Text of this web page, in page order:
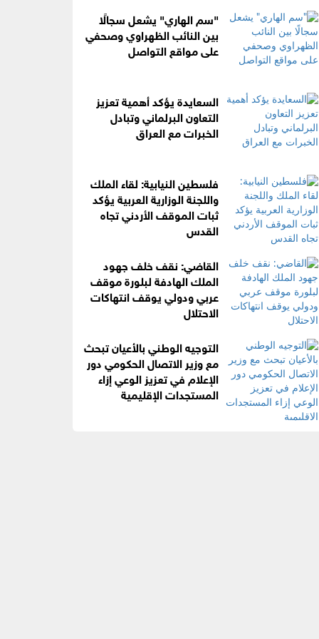
"سم الهاري" يشعل سجالًا
بين النائب الظهراوي وصحفي
على مواقع التواصل
السعايدة يؤكد أهمية تعزيز
التعاون البرلماني وتبادل
الخبرات مع العراق
فلسطين النيابية: لقاء الملك
واللجنة الوزارية العربية يؤكد
ثبات الموقف الأردني تجاه
القدس
القاضي: نقف خلف جهود
الملك الهادفة لبلورة موقف
عربي ودولي يوقف انتهاكات
الاحتلال
التوجيه الوطني بالأعيان تبحث
مع وزير الاتصال الحكومي دور
الإعلام في تعزيز الوعي إزاء
المستجدات الإقليمية